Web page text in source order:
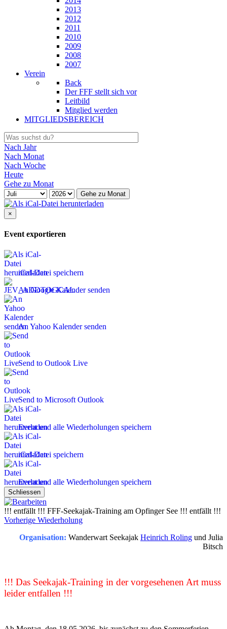
2013
2012
2011
2010
2009
2008
2007
Verein
Back
Der FFF stellt sich vor
Leitbild
Mitglied werden
MITGLIEDSBEREICH
Nach Jahr
Nach Monat
Nach Woche
Heute
Gehe zu Monat
Gehe zu Monat
×
Event exportieren
iCal-Datei speichern
An Google Kalender senden
An Yahoo Kalender senden
Send to Outlook Live
Send to Microsoft Outlook
Event und alle Wiederholungen speichern
iCal-Datei speichern
Event und alle Wiederholungen speichern
Schliessen
!!! entfällt !!! FFF-Seekajak-Training am Opfinger See !!! entfällt !!!
Vorherige Wiederholung
Organisation: Wanderwart Seekajak Heinrich Roling und Julia
Bitsch
!!! Das Seekajak-Training in der vorgesehenen Art muss
leider entfallen !!!